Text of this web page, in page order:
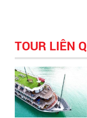
TOUR LIÊN